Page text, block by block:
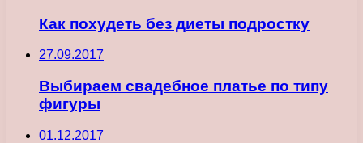
Как похудеть без диеты подростку
27.09.2017
Выбираем свадебное платье по типу
фигуры
01.12.2017